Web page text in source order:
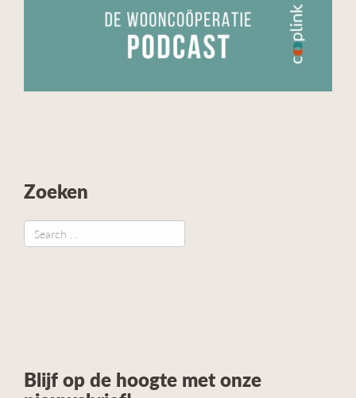
Zoeken
Blijf op de hoogte met onze